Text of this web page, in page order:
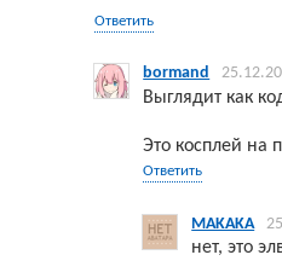
Ответить
bormand
Выглядит как
Это косплей на
Ответить
MAKAKA
нет, это